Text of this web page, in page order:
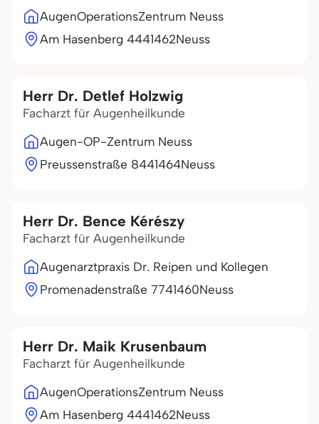
AugenOperationsZentrum Neuss
Am Hasenberg 4441462Neuss
Herr Dr. Detlef Holzwig
Facharzt für Augenheilkunde
Augen-OP-Zentrum Neuss
Preussenstraße 8441464Neuss
Herr Dr. Bence Kérészy
Facharzt für Augenheilkunde
Augenarztpraxis Dr. Reipen und Kollegen
Promenadenstraße 7741460Neuss
Herr Dr. Maik Krusenbaum
Facharzt für Augenheilkunde
AugenOperationsZentrum Neuss
Am Hasenberg 4441462Neuss